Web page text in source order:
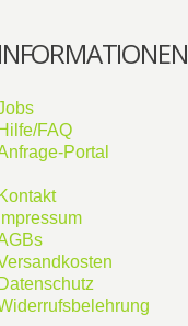
INFORMATIONEN
Hilfe/FAQ
Portal
Kontakt
Impressum
Datenschutz